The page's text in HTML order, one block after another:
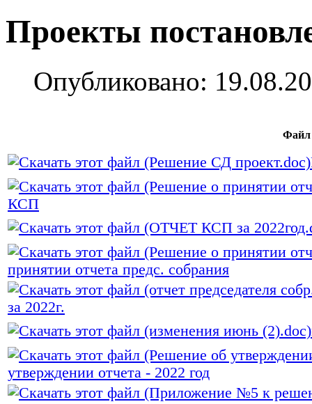
Проекты
Опубликовано:
Файл
КСП
принятии отчета предс. собрания
за 2022г.
утверждении отчета - 2022 год